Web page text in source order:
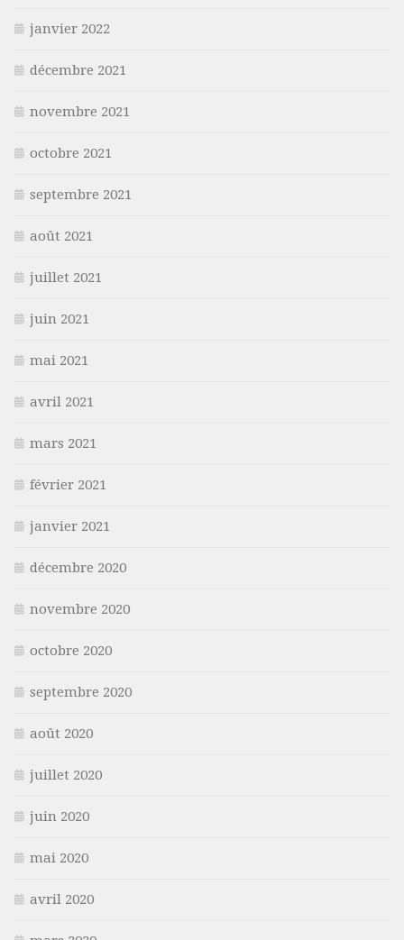
janvier 2022
décembre 2021
novembre 2021
octobre 2021
septembre 2021
août 2021
juillet 2021
juin 2021
mai 2021
avril 2021
mars 2021
février 2021
janvier 2021
décembre 2020
novembre 2020
octobre 2020
septembre 2020
août 2020
juillet 2020
juin 2020
mai 2020
avril 2020